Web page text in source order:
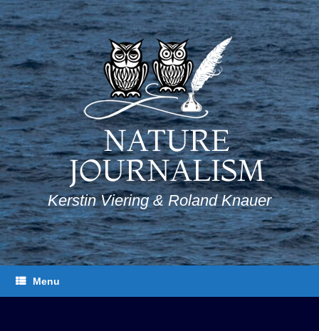
Skip
to
content
NATURE
JOURNALISM
Kerstin Viering & Roland Knauer
Menu